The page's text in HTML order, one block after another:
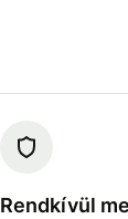
Rendkívül